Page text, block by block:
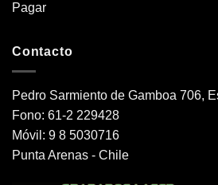
Pagar
Contacto
Pedro Sarmiento de Gamboa 706,
Fono: 61-2 229428
Móvil: 9 8 5030716
Punta Arenas - Chile